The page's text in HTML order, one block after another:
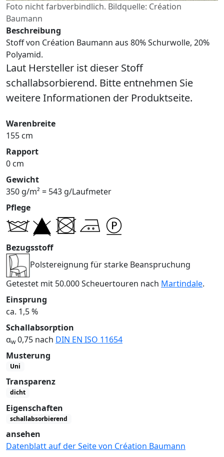
Foto nicht farbverbindlich. Bildquelle: Création
Baumann
Beschreibung
Stoff von Création Baumann aus 80% Schurwolle, 20%
Polyamid.
Laut Hersteller ist dieser Stoff
schallabsorbierend. Bitte entnehmen Sie
weitere Informationen der Produktseite.
Warenbreite
155 cm
Rapport
0 cm
Gewicht
350 g/m² = 543 g/Laufmeter
Pflege
Bezugsstoff
Polstereignung für starke Beanspruchung
Getestet mit 50.000 Scheuertouren nach Martindale.
Einsprung
ca. 1,5 %
Schallabsorption
αw0,75 nach DIN EN ISO 11654
Musterung
Uni
Transparenz
dicht
Eigenschaften
schallabsorbierend
ansehen
Datenblatt auf der Seite von Création Baumann